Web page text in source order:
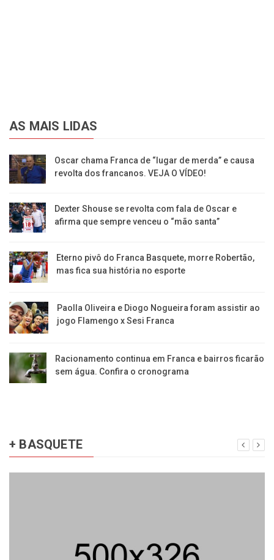
AS MAIS LIDAS
Oscar chama Franca de “lugar de merda” e causa
revolta dos francanos. VEJA O VÍDEO!
Dexter Shouse se revolta com fala de Oscar e
afirma que sempre venceu o “mão santa”
Eterno pivô do Franca Basquete, morre Robertão,
mas fica sua história no esporte
Paolla Oliveira e Diogo Nogueira foram assistir ao
jogo Flamengo x Sesi Franca
Racionamento continua em Franca e bairros ficarão
sem água. Confira o cronograma
+ BASQUETE